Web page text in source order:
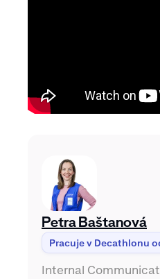
Petra Baštanová
Pracuje v Decathlonu
Internal